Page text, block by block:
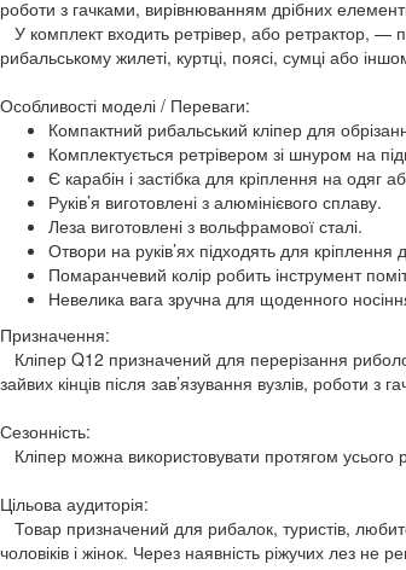
роботи з гачками, вирівнюванням дрібних
У комплект входить ретрівер, або ретрактор, —
рибальському жилеті, куртці, поясі, сумці або
Особливості моделі / Переваги:
Компактний рибальський кліпер для
Комплектується ретрівером зі шнуром на
Є карабін і застібка для кріплення на одяг
Руків’я виготовлені з алюмінієвого сплаву.
Леза виготовлені з вольфрамової сталі.
Отвори на руків’ях підходять для кріплення
Помаранчевий колір робить інструмент
Невелика вага зручна для щоденного
Призначення:
Кліпер Q12 призначений для перерізання
зайвих кінців після зав’язування вузлів, роботи
Сезонність:
Кліпер можна використовувати протягом усього
Цільова аудиторія:
Товар призначений для рибалок, туристів,
чоловіків і жінок. Через наявність ріжучих лез